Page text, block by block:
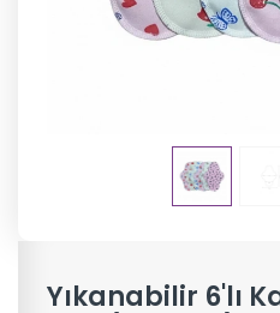
Yıkanabilir 6'lı